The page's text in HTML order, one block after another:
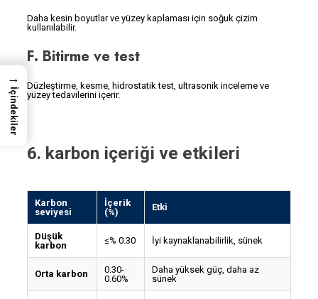
Daha kesin boyutlar ve yüzey kaplaması için soğuk çizim
kullanılabilir.
F. Bitirme ve test
Düzleştirme, kesme, hidrostatik test, ultrasonik inceleme ve
yüzey tedavilerini içerir.
6. karbon içeriği ve etkileri
Karbon
seviyesi
İçerik
(%)
Etki
Düşük
karbon
≤% 0.30 İyi kaynaklanabilirlik, sünek
Orta karbon
0.30-
0.60%
Daha yüksek güç, daha az
sünek
→
İçindekiler